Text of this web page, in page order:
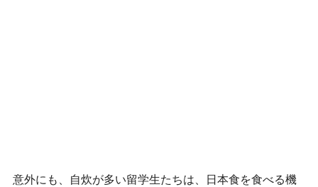
意外にも、自炊が多い留学生たちは、日本食を食べる機